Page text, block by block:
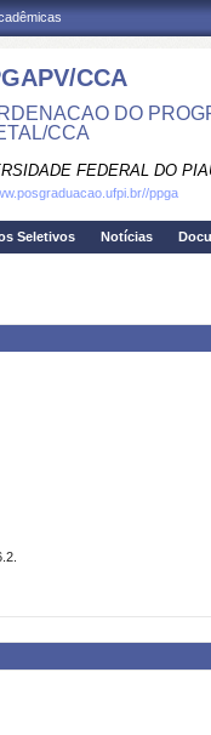
CCA
DO
CCA
FEDERAL DO
ppga
Seletivos Notícias